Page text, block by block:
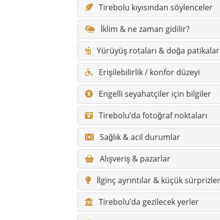
Tirebolu kıyısından söylenceler
İklim & ne zaman gidilir?
Yürüyüş rotaları & doğa
Erişilebilirlik / konfor düzeyi
Engelli seyahatçiler için bilgiler
Tirebolu’da fotoğraf noktaları
Sağlık & acil durumlar
Alışveriş & pazarlar
İlginç ayrıntılar & küçük sürprizler
Tirebolu’da gezilecek yerler